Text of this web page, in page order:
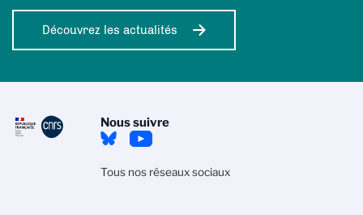
Découvrez les actualités
Nous suivre
Tous nos réseaux sociaux